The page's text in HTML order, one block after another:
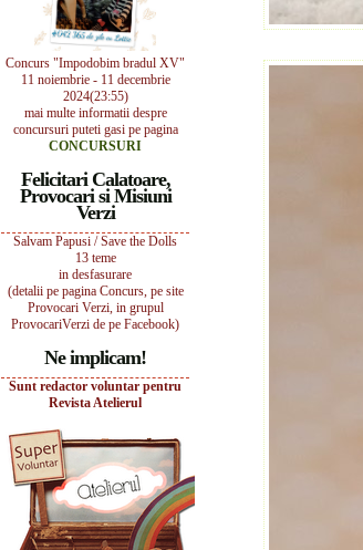
Concurs "Impodobim bradul XV"
11 noiembrie - 11 decembrie
2024(23:55)
mai multe informatii despre
concursuri puteti gasi pe pagina
CONCURSURI
Felicitari Calatoare,
Provocari si Misiuni
Verzi
Salvam Papusi / Save the Dolls
13 teme
in desfasurare
(detalii pe pagina Concurs, pe site
Provocari Verzi, in grupul
ProvocariVerzi de pe Facebook)
Ne implicam!
Sunt redactor voluntar pentru
Revista Atelierul